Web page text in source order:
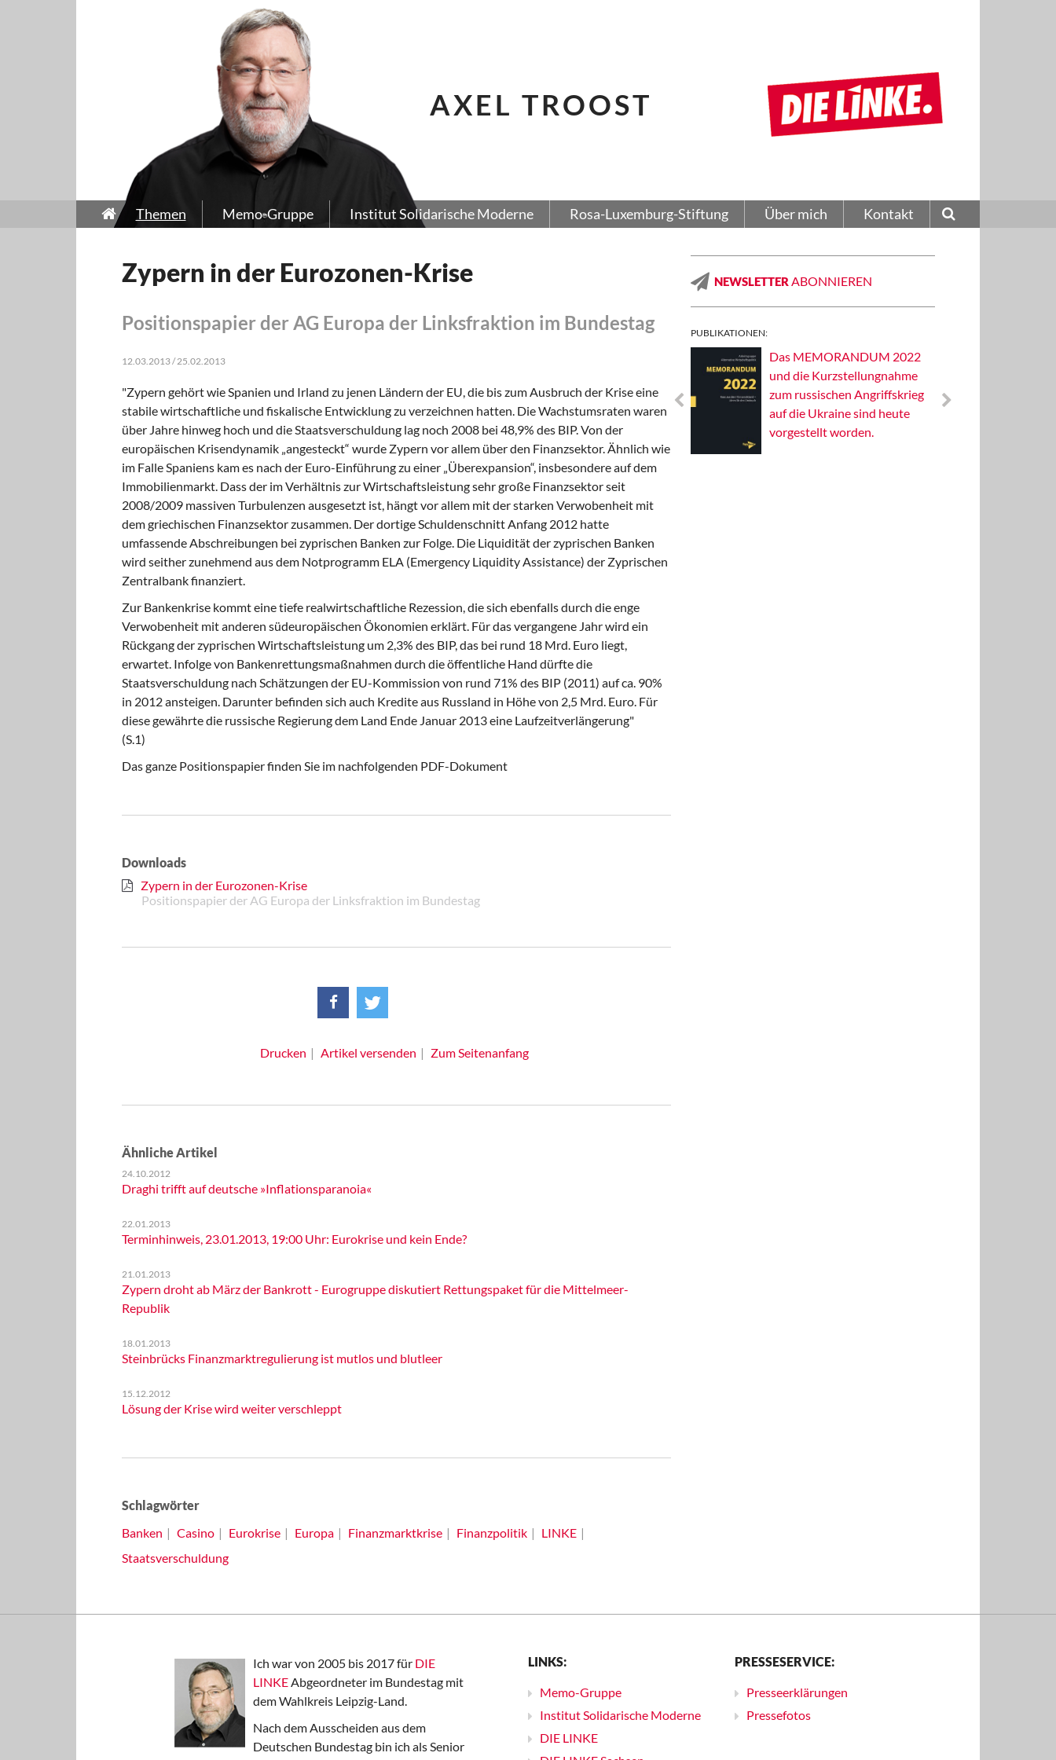
AXEL TROOST
Themen Memo-Gruppe Institut Solidarische Moderne Rosa-Luxemburg-Stiftung Über mich Kontakt
Zypern in der Eurozonen-Krise
Positionspapier der AG Europa der Linksfraktion im Bundestag
12.03.2013 / 25.02.2013
"Zypern gehört wie Spanien und Irland zu jenen Ländern der EU, die bis zum Ausbruch der Krise eine
stabile wirtschaftliche und fiskalische Entwicklung zu verzeichnen hatten. Die Wachstumsraten waren
über Jahre hinweg hoch und die Staatsverschuldung lag noch 2008 bei 48,9% des BIP. Von der
europäischen Krisendynamik „angesteckt“ wurde Zypern vor allem über den Finanzsektor. Ähnlich wie
im Falle Spaniens kam es nach der Euro-Einführung zu einer „Überexpansion“, insbesondere auf dem
Immobilienmarkt. Dass der im Verhältnis zur Wirtschaftsleistung sehr große Finanzsektor seit
2008/2009 massiven Turbulenzen ausgesetzt ist, hängt vor allem mit der starken Verwobenheit mit
dem griechischen Finanzsektor zusammen. Der dortige Schuldenschnitt Anfang 2012 hatte
umfassende Abschreibungen bei zyprischen Banken zur Folge. Die Liquidität der zyprischen Banken
wird seither zunehmend aus dem Notprogramm ELA (Emergency Liquidity Assistance) der Zyprischen
Zentralbank finanziert.
Zur Bankenkrise kommt eine tiefe realwirtschaftliche Rezession, die sich ebenfalls durch die enge
Verwobenheit mit anderen südeuropäischen Ökonomien erklärt. Für das vergangene Jahr wird ein
Rückgang der zyprischen Wirtschaftsleistung um 2,3% des BIP, das bei rund 18 Mrd. Euro liegt,
erwartet. Infolge von Bankenrettungsmaßnahmen durch die öffentliche Hand dürfte die
Staatsverschuldung nach Schätzungen der EU-Kommission von rund 71% des BIP (2011) auf ca. 90%
in 2012 ansteigen. Darunter befinden sich auch Kredite aus Russland in Höhe von 2,5 Mrd. Euro. Für
diese gewährte die russische Regierung dem Land Ende Januar 2013 eine Laufzeitverlängerung"
(S.1)
Das ganze Positionspapier finden Sie im nachfolgenden PDF-Dokument
Downloads
Zypern in der Eurozonen-Krise
Positionspapier der AG Europa der Linksfraktion im Bundestag
Drucken Artikel versenden Zum Seitenanfang
Ähnliche Artikel
24.10.2012
Draghi trifft auf deutsche »Inflationsparanoia«
22.01.2013
Terminhinweis, 23.01.2013, 19:00 Uhr: Eurokrise und kein Ende?
21.01.2013
Zypern droht ab März der Bankrott - Eurogruppe diskutiert Rettungspaket für die Mittelmeer-
Republik
18.01.2013
Steinbrücks Finanzmarktregulierung ist mutlos und blutleer
15.12.2012
Lösung der Krise wird weiter verschleppt
Schlagwörter
Banken
Casino Eurokrise Europa Finanzmarktkrise Finanzpolitik
LINKE
Staatsverschuldung
NEWSLETTER ABONNIEREN
PUBLIKATIONEN:
Das MEMORANDUM 2022
und die Kurzstellungnahme
zum russischen Angriffskrieg
auf die Ukraine sind heute
vorgestellt worden.
Ich war von 2005 bis 2017 für DIE
LINKEAbgeordneter im Bundestag mit
dem Wahlkreis Leipzig-Land.
Nach dem Ausscheiden aus dem
Deutschen Bundestag bin ich als Senior
LINKS:
Memo-Gruppe
Institut Solidarische Moderne
DIE LINKE
PRESSESERVICE:
Presseerklärungen
Pressefotos